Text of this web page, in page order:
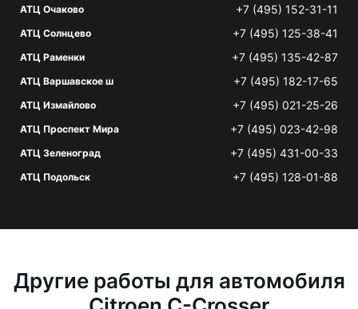
АТЦ Очаково +7 (495) 152-31-11
АТЦ Солнцево +7 (495) 125-38-41
АТЦ Раменки +7 (495) 135-42-87
АТЦ Варшавское ш +7 (495) 182-17-65
АТЦ Измайлово +7 (495) 021-25-26
АТЦ Проспект Мира +7 (495) 023-42-98
АТЦ Зеленоград +7 (495) 431-00-33
АТЦ Подольск +7 (495) 128-01-88
Другие работы для автомобиля